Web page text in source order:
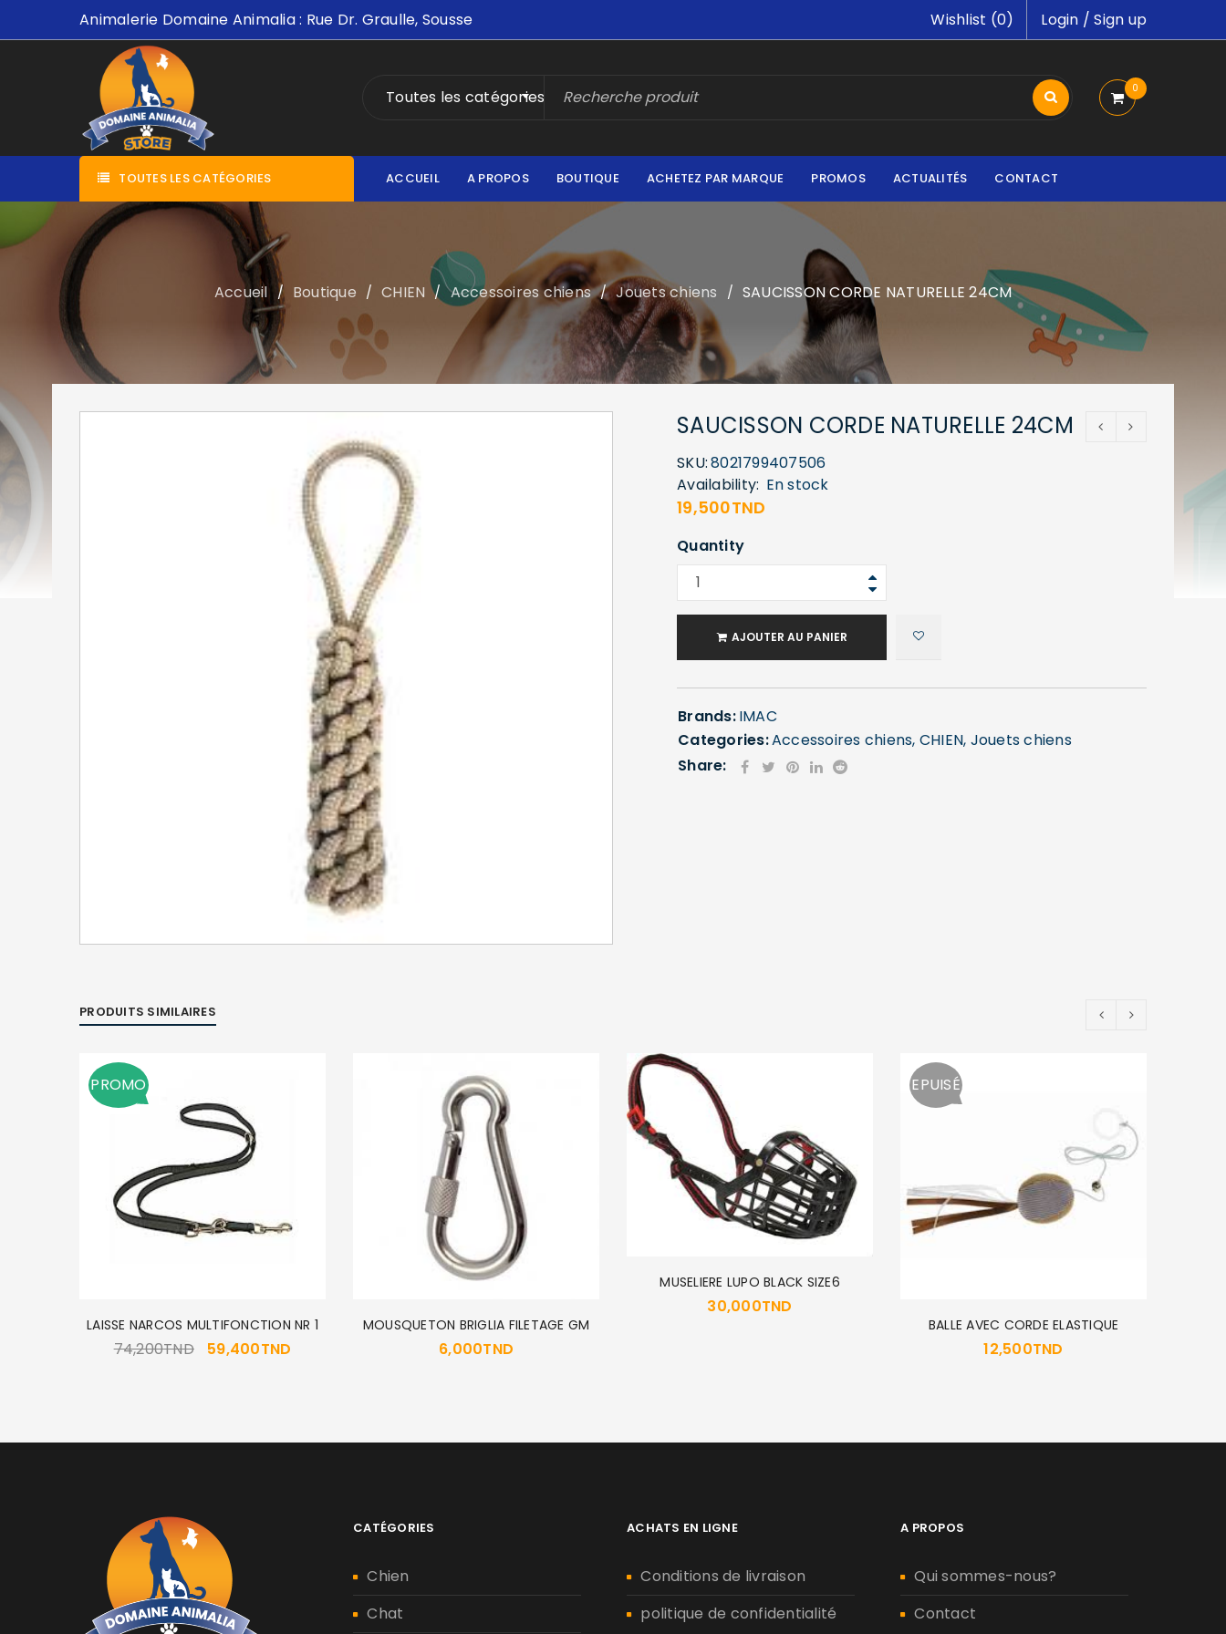
Se souvenir de moi
SE CONNECTER
MOT DE PASSE PERDU ?
Animalerie Domaine Animalia : Rue Dr. Graulle, Sousse Login /Sign up
Wishlist (0)
Toutes les catégories 0
TOUTES LES CATÉGORIES ACCUEIL A PROPOS BOUTIQUE ACHETEZ PAR MARQUE PROMOS ACTUALITÉS CONTACT
Accueil / Boutique / CHIEN / Accessoires chiens / Jouets chiens / SAUCISSON CORDE NATURELLE 24CM
SAUCISSON CORDE NATURELLE 24CM
SKU:8021799407506
Availability: En stock
19,500TND
Quantity
AJOUTER AU PANIER
Brands:IMAC
Categories:Accessoires chiens, CHIEN, Jouets chiens
Share:
PRODUITS SIMILAIRES
PROMO
LAISSE NARCOS MULTIFONCTION NR 1
74,200TND 59,400TND
MOUSQUETON BRIGLIA FILETAGE GM
6,000TND
MUSELIERE LUPO BLACK SIZE6
30,000TND
EPUISÉ
BALLE AVEC CORDE ELASTIQUE
12,500TND
CATÉGORIES
Chien
Chat
ACHATS EN LIGNE
Conditions de livraison
politique de confidentialité
A PROPOS
Qui sommes-nous?
Contact